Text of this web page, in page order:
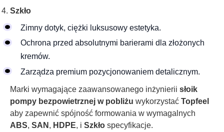
Szkło
Zimny dotyk, ciężki luksusowy estetyka.
Ochrona przed absolutnymi barierami dla złożonych
kremów.
Zarządza premium pozycjonowaniem detalicznym.
Marki wymagające zaawansowanego inżynierii słoik
pompy bezpowietrznej w pobliżu wykorzystać Topfeel
aby zapewnić spójność formowania w wymagalnych
ABS, SAN , HDPE, i Szkło specyfikacje.